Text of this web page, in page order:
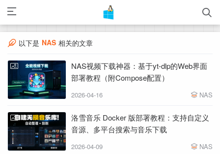
以下是 NAS 相关的文章
NAS视频下载神器：基于yt-dlp的Web界面
部署教程（附Compose配置）
2026-04-16 NAS
洛雪音乐 Docker 版部署教程：支持自定义
音源、多平台搜索与音乐下载
2026-04-09 NAS